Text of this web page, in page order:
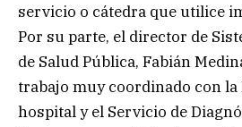
servicio o cátedra que utilice
Por su parte, el director de
de Salud Pública, Fabián
trabajo muy coordinado con
hospital y el Servicio de